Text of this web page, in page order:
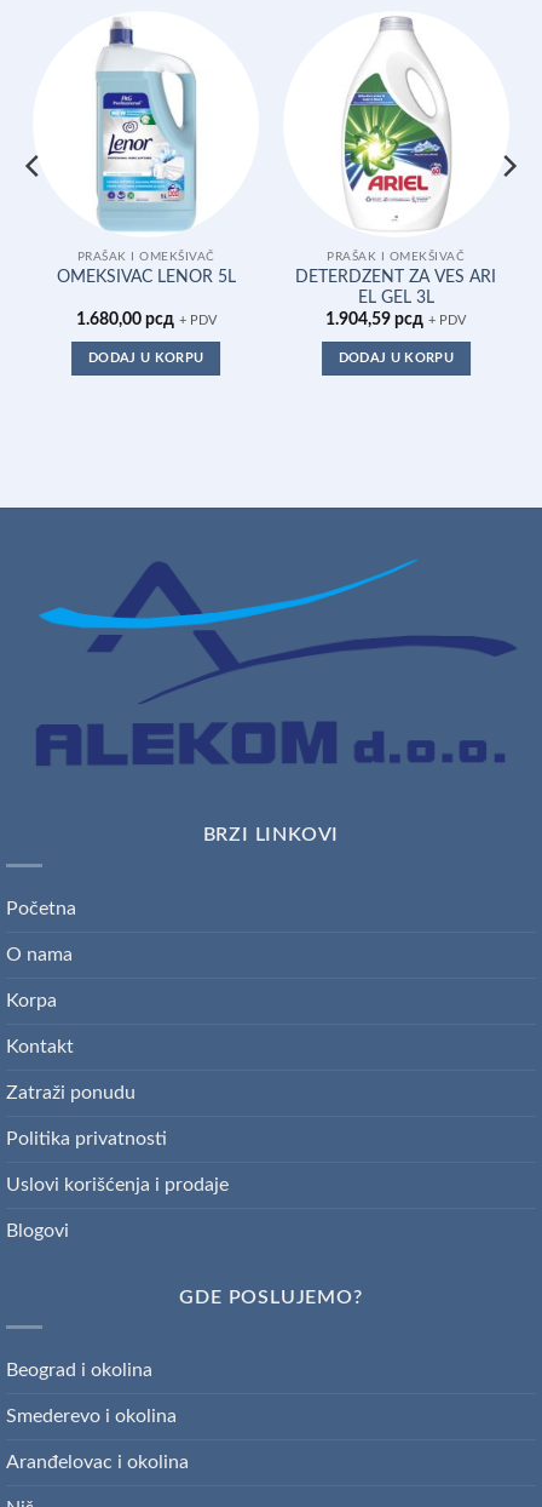
PRAŠAK I OMEKŠIVAČ
OMEKSIVAC LENOR 5L
1.680,00 рсд + PDV
DODAJ U KORPU
PRAŠAK I OMEKŠIVAČ
DETERDZENT ZA VES ARI
EL GEL 3L
1.904,59рсд + PDV
DODAJ U KORPU
BRZI LINKOVI
Početna
O nama
Korpa
Kontakt
Zatraži ponudu
Politika privatnosti
Uslovi korišćenja i prodaje
Blogovi
GDE POSLUJEMO?
Beograd i okolina
Smederevo i okolina
Aranđelovac i okolina